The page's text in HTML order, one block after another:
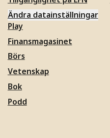
Ändra datainställningar
Play
Finansmagasinet
Börs
Vetenskap
Bok
Podd